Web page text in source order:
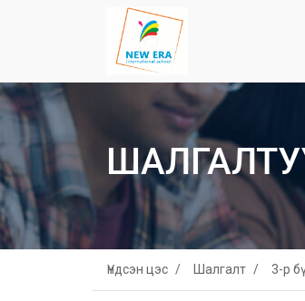
Үндсэн цэс Шалгалт 3-р